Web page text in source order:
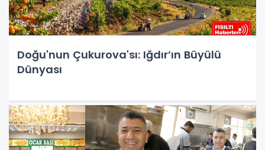
Doğu'nun Çukurova'sı: Iğdır’ın Büyülü
Dünyası